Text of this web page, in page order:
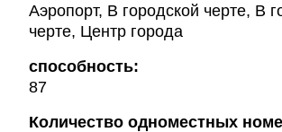
Аэропорт, В городской черте, В
черте, Центр города
способность:
87
Количество одноместных